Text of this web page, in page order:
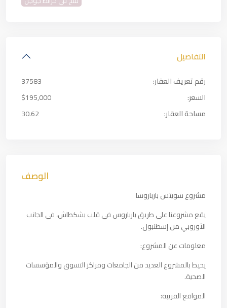
التفاصيل
رقم تعريف العقار:
37583
السعر:
$195,000
مساحة العقار:
30.62
الوصف
مشروع سويتس بارباروسا
يقع مشروعنا على طريق بارباروس في قلب بشكطاش، في الجانب
الأوروبي من إسطنبول.
معلومات عن المشروع:
يحيط بالمشروع العديد من الجامعات ومراكز التسوق والمؤسسات
الصحية.
المواقع القريبة: